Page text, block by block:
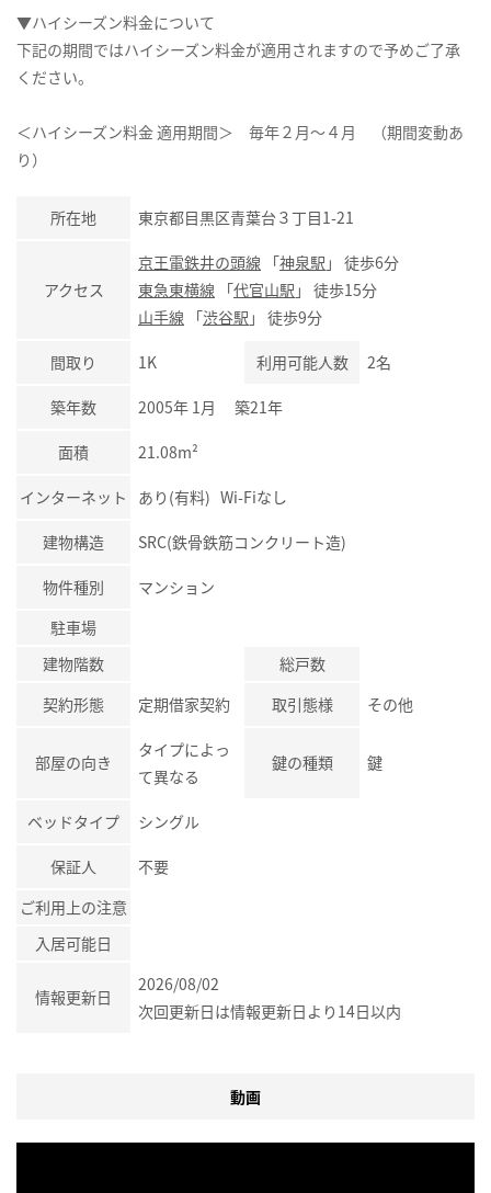
▼ハイシーズン料金について
下記の期間ではハイシーズン料金が適用されますので予めご了承
ください。
＜ハイシーズン料金 適用期間＞ 毎年２月～４月 （期間変動あ
り）
所在地 東京都目黒区青葉台３丁目1-21
アクセス
京王電鉄井の頭線 「神泉駅 」 徒歩6分
東急東横線 「代官山駅 」 徒歩15分
山手線 「渋谷駅 」 徒歩9分
間取り 1K 利用可能人数 2名
築年数 2005年 1月 築21年
面積 21.08m²
インターネット あり(有料) Wi-Fiなし
建物構造 SRC(鉄骨鉄筋コンクリート造)
物件種別
マンション
駐車場
建物階数
総戸数
契約形態
定期借家契約 取引態様 その他
部屋の向き
タイプによっ
て異なる
鍵の種類 鍵
ベッドタイプ シングル
保証人
不要
ご利用上の注意
入居可能日
情報更新日
2026/08/02
次回更新日は情報更新日より14日以内
動画